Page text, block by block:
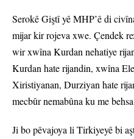
Serokê Giştî yê MHP’ê di
mijar kir rojeva xwe. Çendek
wir xwîna Kurdan nehatiye
Kurdan hate rijandin, xwîna
Xiristiyanan, Durziyan hate
mecbûr nemabûna ku me
Ji bo pêvajoya li Tirkiyeyê bi